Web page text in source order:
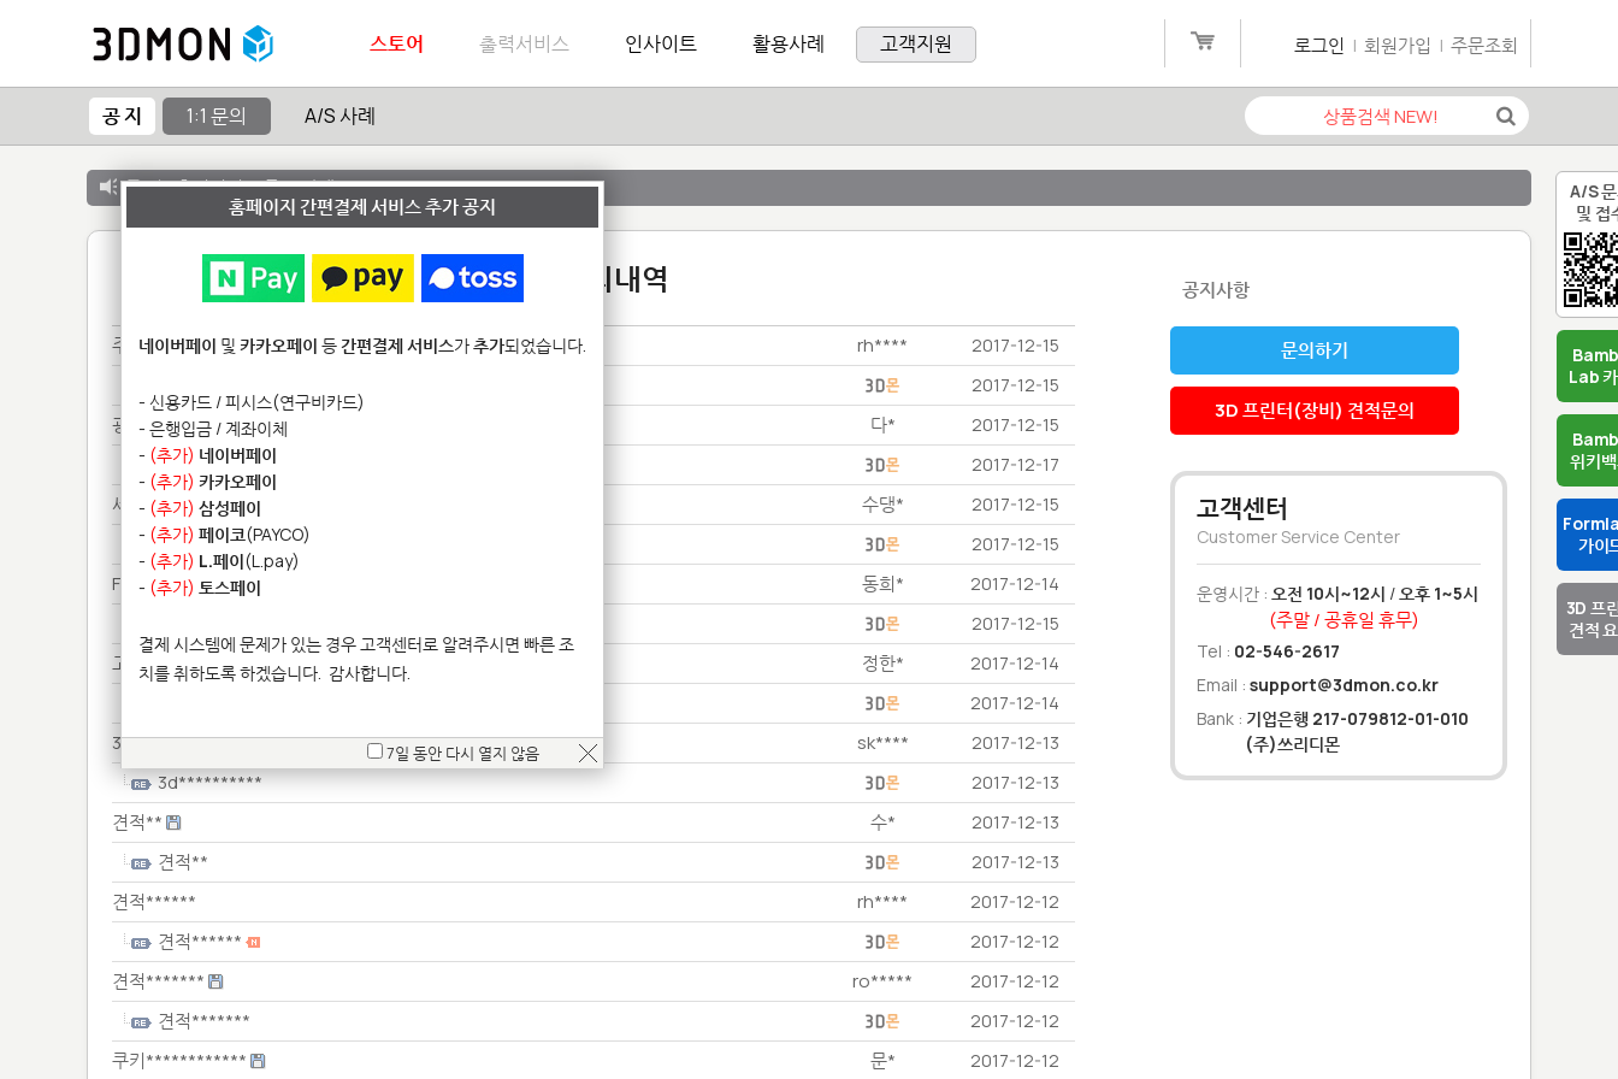
A/S
및 접
Lab
위키
가이
3D 프
견적
스토어 출력서비스 인사이트 활용사례 고객지원 로그인 | 회원가입 | 주문조회
공 지 1:1 문의 A/S 사례
공 지 :출력서비스 종료 안내
1:1 문의내역
주문***** rh**** 2017-12-15
2017-12-15
광경*********************** 다* 2017-12-15
광경*********************** 2017-12-17
세금************** 수댕* 2017-12-15
세금************** 2017-12-15
Fo************* 동희* 2017-12-14
2017-12-15
고밀******************** 정한* 2017-12-14
2017-12-14
3d********** sk**** 2017-12-13
3d********** 2017-12-13
견적** 수* 2017-12-13
견적** 2017-12-13
견적****** rh**** 2017-12-12
견적****** 2017-12-12
견적******* ro***** 2017-12-12
견적******* 2017-12-12
쿠키************ 문* 2017-12-12
공지사항
문의하기
3D 프린터(장비) 견적문의
고객센터
Customer Service Center
운영시간 : 오전 10시~12시 /오후 1~5시
(주말 / 공휴일 휴무)
Tel : 02-546-2617
Email : support@3dmon.co.kr
Bank : 기업은행 217-079812-01-010
(주)쓰리디몬
홈페이지 간편결제 서비스 추가 공지
네이버페이 및 카카오페이 등간편결제 서비스가추가되었습니다.
- 신용카드 / 피시스(연구비카드)
- 은행입금 / 계좌이체
- (추가) 네이버페이
- (추가) 카카오페이
- (추가) 삼성페이
- (추가) 페이코(PAYCO)
- (추가) L.페이(L.pay)
- (추가) 토스페이
결제 시스템에 문제가 있는 경우 고객센터로 알려주시면 빠른 조
치를 취하도록 하겠습니다. 감사합니다.
7일 동안 다시 열지 않음